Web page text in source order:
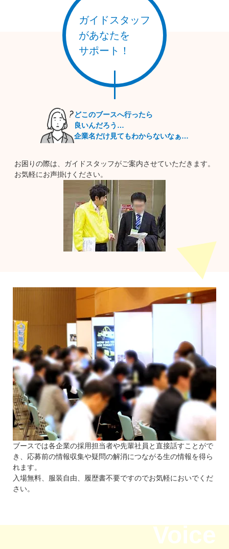
裾野が非常に広く、多様な職種・働き方の選択肢が揃っている
のが大きな特徴です。
働き方改革への取り組み
大阪府では、働きやすい職場環境づくりを推進するため、中小
企業向けの支援や各種セミナー、専門家派遣などに積極的に取
り組んでいます。就業環境の改善や多様な働き方の推進が進ん
でおり、求職者にとっても魅力的な雇用環境が整いつつありま
大阪を拠点に転職活動を進めれば、都市の活気と産業の幅広さ
を活かし、希望する業種へのキャリアチェンジも実現しやすい
でしょう。ぜひ、新たなチャンスをこの地で見つけてみてはい
かがでしょうか。
※本イベントは、諸事情により変更・中止になる場合がございます。
最新の情報は、本サイトにて随時ご案内いたします。
ガイドスタッフ
があなたを
サポート！
どこのブースへ行ったら
良いんだろう…
企業名だけ見てもわからないなぁ…
お困りの際は、ガイドスタッフがご案内させていただきます。
お気軽にお声掛けください。
ブースでは各企業の採用担当者や先輩社員と直接話すことがで
き、応募前の情報収集や疑問の解消につながる生の情報を得ら
れます。
入場無料、服装自由、履歴書不要ですのでお気軽においでくだ
さい。
Voice